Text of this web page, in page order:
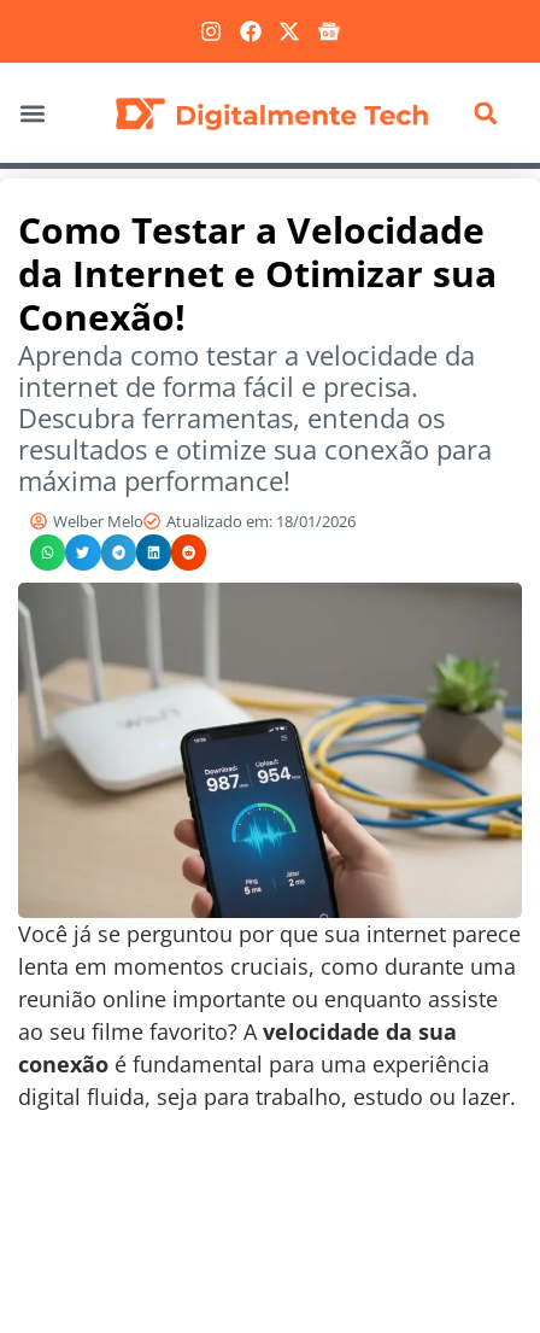
Como Testar a Velocidade
da Internet e Otimizar sua
Conexão!
Aprenda como testar a velocidade da
internet de forma fácil e precisa.
Descubra ferramentas, entenda os
resultados e otimize sua conexão para
máxima performance!
Welber Melo Atualizado em: 18/01/2026
Você já se perguntou por que sua internet parece
lenta em momentos cruciais, como durante uma
reunião online importante ou enquanto assiste
ao seu filme favorito? Avelocidade da sua
conexão é fundamental para uma experiência
digital fluida, seja para trabalho, estudo ou lazer.